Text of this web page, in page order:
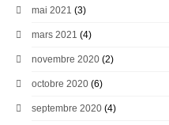
mai 2021 (3)
mars 2021 (4)
novembre 2020 (2)
octobre 2020 (6)
septembre 2020 (4)